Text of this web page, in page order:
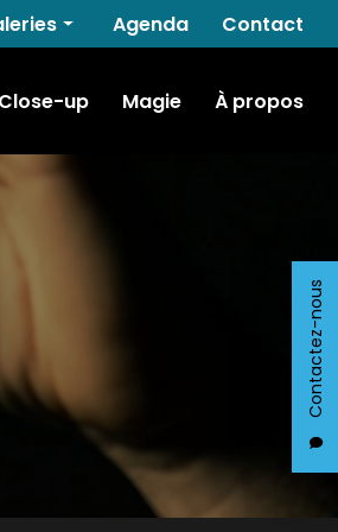
up
Agenda Contact
Contactez-nous
Close-up Magie À propos